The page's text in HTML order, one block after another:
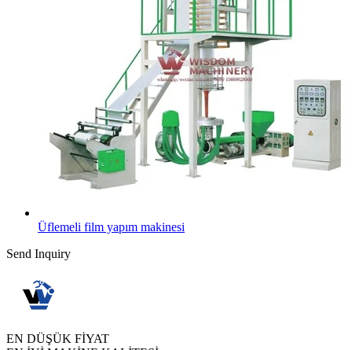
Üflemeli film yapım makinesi
Send Inquiry
EN DÜŞÜK FİYAT